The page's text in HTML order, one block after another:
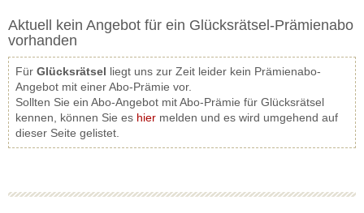
Aktuell kein Angebot für ein Glücksrätsel-Prämienabo
vorhanden
Für Glücksrätsel liegt uns zur Zeit leider kein Prämienabo-
Angebot mit einer Abo-Prämie vor.
Sollten Sie ein Abo-Angebot mit Abo-Prämie für Glücksrätsel
kennen, können Sie es hier melden und es wird umgehend auf
dieser Seite gelistet.